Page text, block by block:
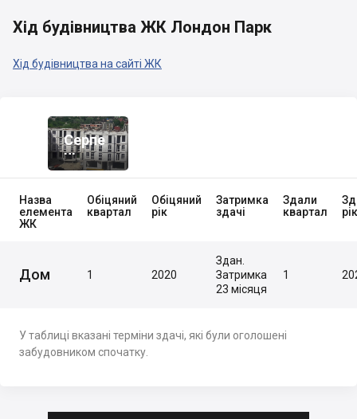
Хід будівництва ЖК Лондон Парк
Хід будівництва на сайті ЖК
Серпе
Нь
2020
Назва
елемента
ЖК
Обіцяний
квартал
Обіцяний
рік
Затримка
здачі
Здали
квартал
рік
Дом 1 2020
Здан.
Затримка
23 місяця
1
У таблиці вказані терміни здачі, які були оголошені
забудовником спочатку.